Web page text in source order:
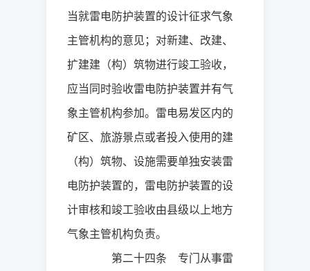
当就雷电防护装置的设计征求气象
主管机构的意见；对新建、改建、
扩建建（构）筑物进行竣工验收，
应当同时验收雷电防护装置并有气
象主管机构参加。雷电易发区内的
矿区、旅游景点或者投入使用的建
（构）筑物、设施需要单独安装雷
电防护装置的，雷电防护装置的设
计审核和竣工验收由县级以上地方
气象主管机构负责。
第二十四条 专门从事雷